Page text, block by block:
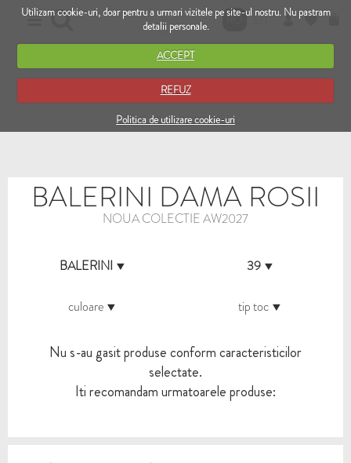
Utilizam cookie-uri, doar pentru a urmari vizitele pe site-ul nostru. Nu pastram
detalii personale.
ACCEPT
REFUZ
Politica de utilizare cookie-uri
RO EN
BALERINI DAMA ROSII
NOUA COLECTIE AW2027
BALERINI 39
culoare tip toc
Nu s-au gasit produse conform caracteristicilor
selectate.
Iti recomandam urmatoarele produse: